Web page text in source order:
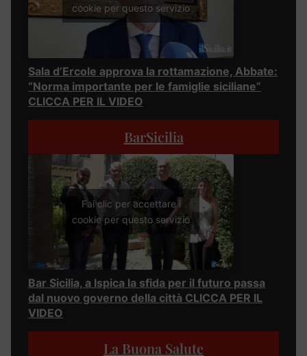
cookie per questo servizio
Sala d’Ercole approva la rottamazione, Abbate:
“Norma importante per le famiglie siciliane”
CLICCA PER IL VIDEO
BarSicilia
Fai clic per accettare i
cookie per questo servizio
Bar Sicilia, a Ispica la sfida per il futuro passa
dal nuovo governo della città CLICCA PER IL
VIDEO
La Buona Salute